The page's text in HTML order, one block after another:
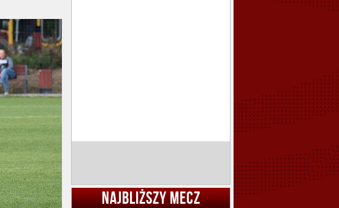
NAJBLIŻSZY MECZ